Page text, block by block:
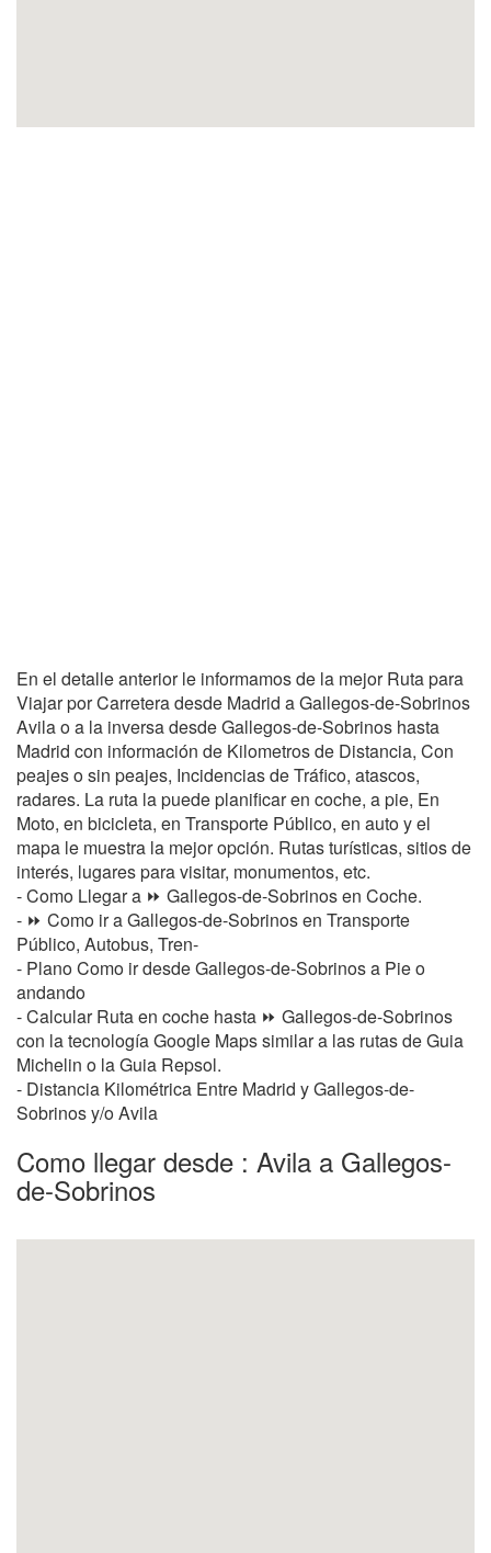
En el detalle anterior le informamos de la mejor Ruta para
Viajar por Carretera desde Madrid a Gallegos-de-Sobrinos
Avila o a la inversa desde Gallegos-de-Sobrinos hasta
Madrid con información de Kilometros de Distancia, Con
peajes o sin peajes, Incidencias de Tráfico, atascos,
radares. La ruta la puede planificar en coche, a pie, En
Moto, en bicicleta, en Transporte Público, en auto y el
mapa le muestra la mejor opción. Rutas turísticas, sitios de
interés, lugares para visitar, monumentos, etc.
- Como Llegar a ⏩ Gallegos-de-Sobrinos en Coche.
- ⏩ Como ir a Gallegos-de-Sobrinos en Transporte
Público, Autobus, Tren-
- Plano Como ir desde Gallegos-de-Sobrinos a Pie o
andando
- Calcular Ruta en coche hasta ⏩ Gallegos-de-Sobrinos
con la tecnología Google Maps similar a las rutas de Guia
Michelin o la Guia Repsol.
- Distancia Kilométrica Entre Madrid y Gallegos-de-
Sobrinos y/o Avila
Como llegar desde : Avila a Gallegos-
de-Sobrinos